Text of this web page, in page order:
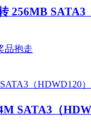
256MB SATA3
品抱走
SATA3（